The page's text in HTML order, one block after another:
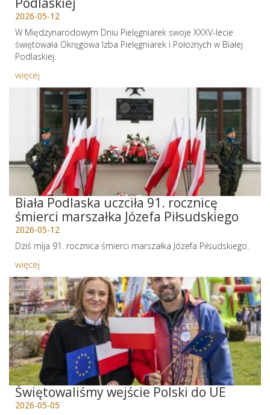
2026-05-12
W Międzynarodowym Dniu Pielęgniarek swoje XXXV-lecie
świętowała Okręgowa Izba Pielęgniarek i Położnych w Białej
Podlaskiej.
więcej
Biała Podlaska uczciła 91. rocznicę
śmierci marszałka Józefa Piłsudskiego
2026-05-12
Dziś mija 91. rocznica śmierci marszałka Józefa Piłsudskiego.
więcej
Świętowaliśmy wejście Polski do UE
2026-05-05